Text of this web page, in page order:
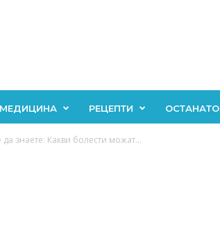
РЕЦЕПТИ ОСТАНАТО
знаете: Какви болести можат...